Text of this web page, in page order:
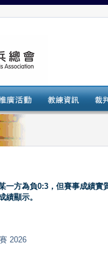
方為負0:3，但賽事成績
績顯示。
2026